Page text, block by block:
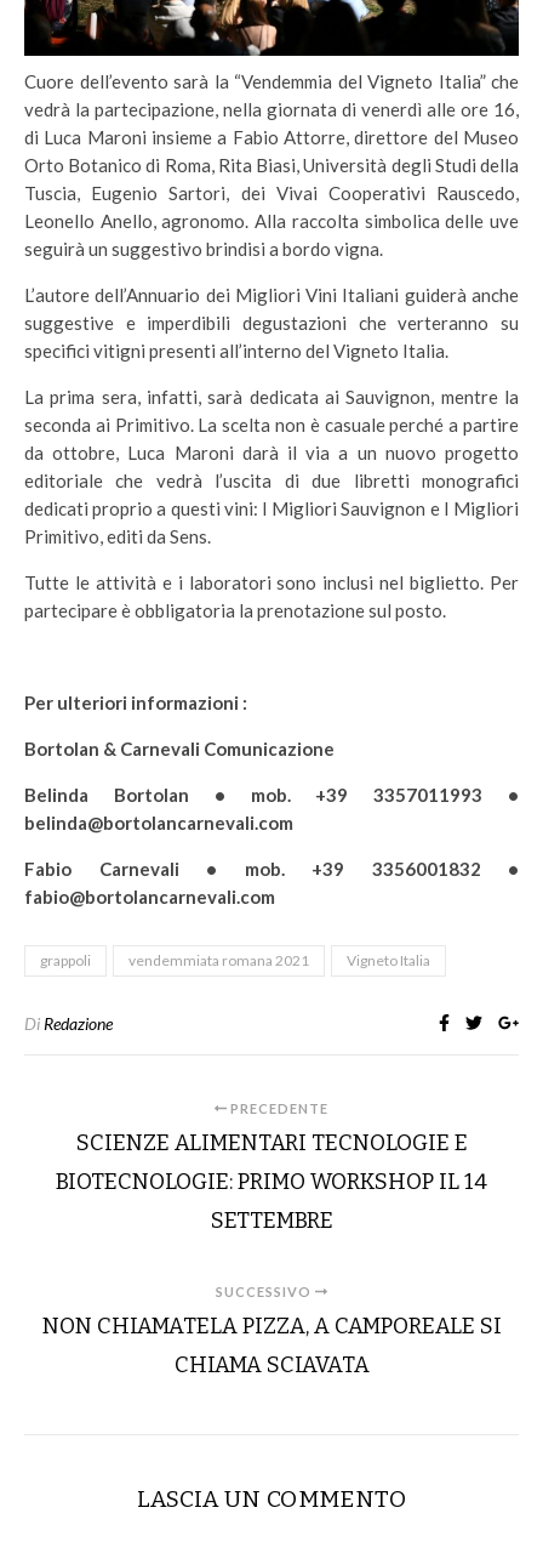
Cuore dell’evento sarà la “Vendemmia del Vigneto Italia” che
vedrà la partecipazione, nella giornata di venerdì alle ore 16,
di Luca Maroni insieme a Fabio Attorre, direttore del Museo
Orto Botanico di Roma, Rita Biasi, Università degli Studi della
Tuscia, Eugenio Sartori, dei Vivai Cooperativi Rauscedo,
Leonello Anello, agronomo. Alla raccolta simbolica delle uve
seguirà un suggestivo brindisi a bordo vigna.
L’autore dell’Annuario dei Migliori Vini Italiani guiderà anche
suggestive e imperdibili degustazioni che verteranno su
specifici vitigni presenti all’interno del Vigneto Italia.
La prima sera, infatti, sarà dedicata ai Sauvignon, mentre la
seconda ai Primitivo. La scelta non è casuale perché a partire
da ottobre, Luca Maroni darà il via a un nuovo progetto
editoriale che vedrà l’uscita di due libretti monografici
dedicati proprio a questi vini: I Migliori Sauvignon e I Migliori
Primitivo, editi da Sens.
Tutte le attività e i laboratori sono inclusi nel biglietto. Per
partecipare è obbligatoria la prenotazione sul posto.
Per ulteriori informazioni :
Bortolan & Carnevali Comunicazione
Belinda Bortolan • mob. +39 3357011993 •
belinda@bortolancarnevali.com
Fabio Carnevali • mob. +39 3356001832 •
fabio@bortolancarnevali.com
grappoli vendemmiata romana 2021 Vigneto Italia
Di Redazione
PRECEDENTE
SCIENZE ALIMENTARI TECNOLOGIE E
BIOTECNOLOGIE: PRIMO WORKSHOP IL 14
SETTEMBRE
SUCCESSIVO
NON CHIAMATELA PIZZA, A CAMPOREALE SI
CHIAMA SCIAVATA
LASCIA UN COMMENTO